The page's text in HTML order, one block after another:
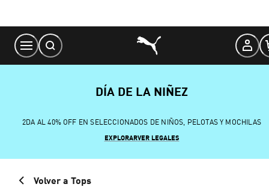
Content
DÍA DE LA NIÑEZ
2DA AL 40% OFF EN SELECCIONADOS DE NIÑOS, PELOTAS Y MOCHILAS
EXPLORARVER LEGALES
Volver a Tops